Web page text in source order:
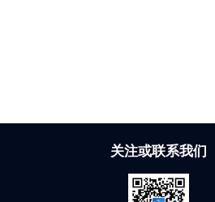
关注或联系我们